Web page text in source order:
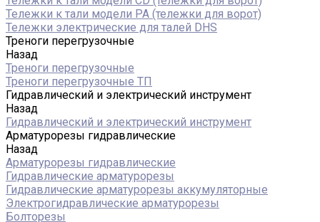
Тележки к тали модели РА (тележки для ворот)
Тележки электрические для талей DHS
Треноги перегрузочные
Назад
Треноги перегрузочные
Треноги перегрузочные ТП
Гидравлический и электрический инструмент
Назад
Гидравлический и электрический инструмент
Арматурорезы гидравлические
Назад
Арматурорезы гидравлические
Гидравлические арматурорезы
Гидравлические арматурорезы аккумуляторные
Электрогидравлические арматурорезы
Болторезы